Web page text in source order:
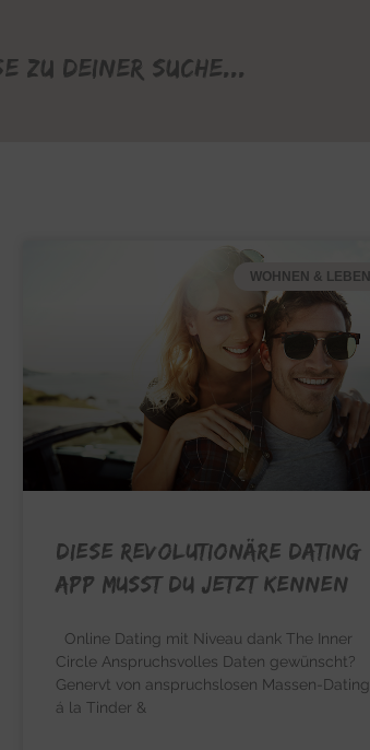
zu deiner Suche...
WOHNEN & LEBEN
Diese revolutionäre Dating
App musst Du jetzt kennen
Online Dating mit Niveau dank The Inner
Circle Anspruchsvolles Daten gewünscht?
Genervt von anspruchslosen Massen-Dating
á la Tinder &